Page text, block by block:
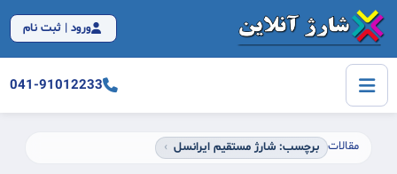
ورود | ثبت نام
041-91012233
مقالات برچسب: شارژ مستقیم ایرانسل